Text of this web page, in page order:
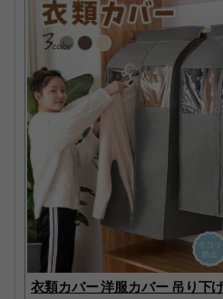
衣類カバー 洋服カバー 吊り下